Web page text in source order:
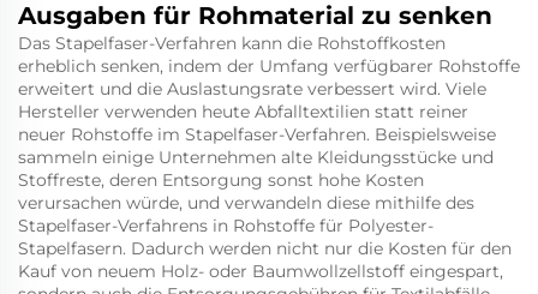
Ausgaben für Rohmaterial zu senken
Das Stapelfaser-Verfahren kann die Rohstoffkosten
erheblich senken, indem der Umfang verfügbarer Rohstoffe
erweitert und die Auslastungsrate verbessert wird. Viele
Hersteller verwenden heute Abfalltextilien statt reiner
neuer Rohstoffe im Stapelfaser-Verfahren. Beispielsweise
sammeln einige Unternehmen alte Kleidungsstücke und
Stoffreste, deren Entsorgung sonst hohe Kosten
verursachen würde, und verwandeln diese mithilfe des
Stapelfaser-Verfahrens in Rohstoffe für Polyester-
Stapelfasern. Dadurch werden nicht nur die Kosten für den
Kauf von neuem Holz- oder Baumwollzellstoff eingespart,